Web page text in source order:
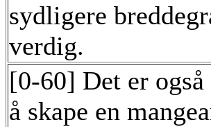
sydligere
verdig.
[0-60] Det er også
å skape en